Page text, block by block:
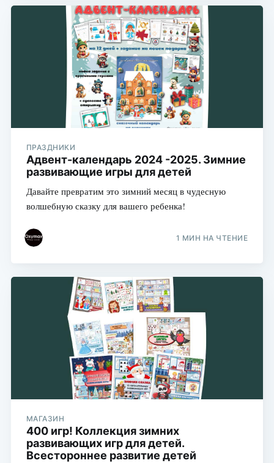
ПРАЗДНИКИ
Адвент-календарь 2024 -2025. Зимние
развивающие игры для детей
Давайте превратим это зимний месяц в чудесную
волшебную сказку для вашего ребенка!
1 МИН НА ЧТЕНИЕ
МАГАЗИН
400 игр! Коллекция зимних
развивающих игр для детей.
Всестороннее развитие детей